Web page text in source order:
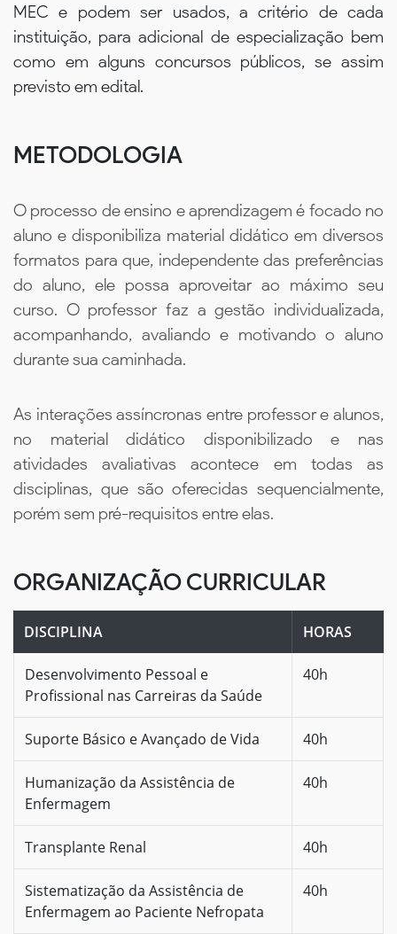
MEC e podem ser usados, a critério de cada
instituição, para adicional de especialização bem
como em alguns concursos públicos, se assim
previsto em edital.
METODOLOGIA
O processo de ensino e aprendizagem é focado no
aluno e disponibiliza material didático em diversos
formatos para que, independente das preferências
do aluno, ele possa aproveitar ao máximo seu
curso. O professor faz a gestão individualizada,
acompanhando, avaliando e motivando o aluno
durante sua caminhada.
As interações assíncronas entre professor e alunos,
no material didático disponibilizado e nas
atividades avaliativas acontece em todas as
disciplinas, que são oferecidas sequencialmente,
porém sem pré-requisitos entre elas.
ORGANIZAÇÃO CURRICULAR
DISCIPLINA HORAS
Desenvolvimento Pessoal e
Profissional nas Carreiras da Saúde
40h
Suporte Básico e Avançado de Vida 40h
Humanização da Assistência de
Enfermagem
40h
Transplante Renal 40h
Sistematização da Assistência de
Enfermagem ao Paciente Nefropata
40h